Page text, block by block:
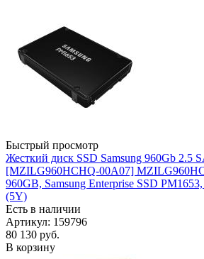
Быстрый просмотр
Жесткий диск SSD Samsung 960Gb 2.5
[MZILG960HCHQ-00A07]
960GB, Samsung Enterprise SSD
(5Y)
Есть в наличии
Артикул: 159796
80 130 руб.
В корзину